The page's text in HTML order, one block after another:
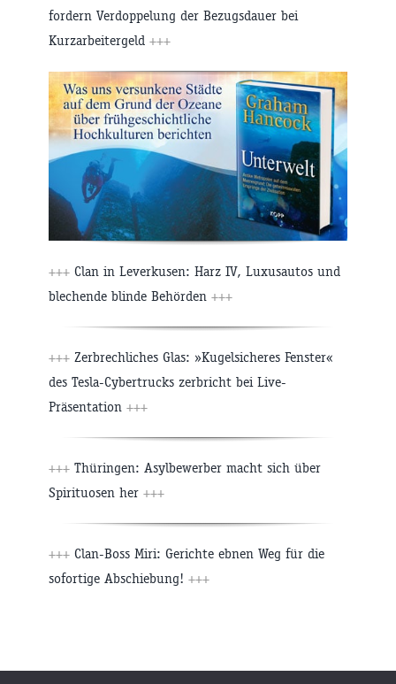
fordern Verdoppelung der Bezugsdauer bei
Kurzarbeitergeld +++
+++ Clan in Leverkusen: Harz IV, Luxusautos und
blechende blinde Behörden +++
+++ Zerbrechliches Glas: »Kugelsicheres Fenster«
des Tesla-Cybertrucks zerbricht bei Live-
Präsentation +++
+++ Thüringen: Asylbewerber macht sich über
Spirituosen her +++
+++ Clan-Boss Miri: Gerichte ebnen Weg für die
sofortige Abschiebung! +++